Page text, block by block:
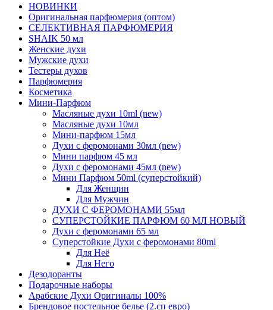
НОВИНКИ
Оригинальная парфюмерия (оптом)
СЕЛЕКТИВНАЯ ПАРФЮМЕРИЯ
SHAIK 50 мл
Женские духи
Мужские духи
Тестеры духов
Парфюмерия
Косметика
Мини-Парфюм
Масляные духи 10ml (new)
Масляные духи 10мл
Мини-парфюм 15мл
Духи с феромонами 30мл (new)
Мини парфюм 45 мл
Духи с феромонами 45мл (new)
Мини Парфюм 50ml (суперстойкий)
Для Женщин
Для Мужчин
ДУХИ С ФЕРОМОНАМИ 55мл
СУПЕРСТОЙКИЕ ПАРФЮМ 60 МЛ НОВЫЙ
Духи с феромонами 65 мл
Суперстойкие Духи с феромонами 80ml
Для Неё
Для Него
Дезодоранты
Подарочные наборы
Арабские Духи Оригиналы 100%
Брендовое постельное белье (2.сп евро)